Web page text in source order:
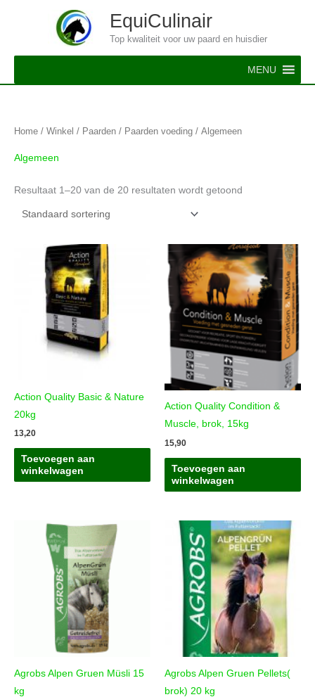
EquiCulinair
Top kwaliteit voor uw paard en huisdier
MENU
Home / Winkel / Paarden / Paarden voeding / Algemeen
Algemeen
Resultaat 1–20 van de 20 resultaten wordt getoond
Action Quality Basic & Nature
20kg
13,20
Toevoegen aan
winkelwagen
Action Quality Condition &
Muscle, brok, 15kg
15,90
Toevoegen aan
winkelwagen
Agrobs Alpen Gruen Müsli 15
kg
Agrobs Alpen Gruen Pellets(
brok) 20 kg